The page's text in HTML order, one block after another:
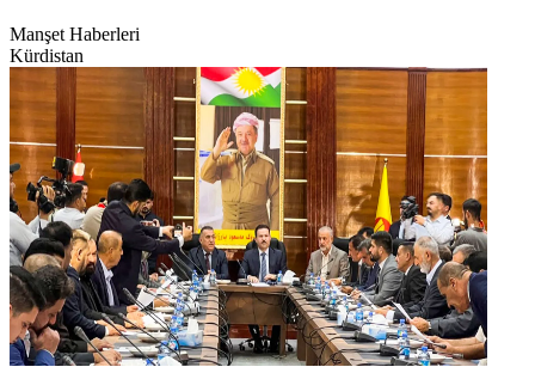
Manşet Haberleri
Kürdistan